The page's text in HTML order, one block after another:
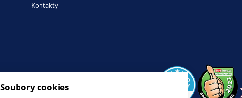
Kontakty
Soubory cookies